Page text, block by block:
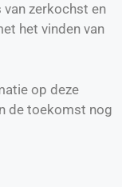
van zerkochst en
het vinden van
op deze
de toekomst nog